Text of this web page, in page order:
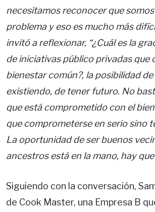
necesitamos reconocer que
problema y eso es mucho más
invitó a reflexionar, “¿Cuál es la
de iniciativas público privadas que
bienestar común?, la posibilidad
existiendo, de tener futuro. No
que está comprometido con el
que comprometerse en serio sino
La oportunidad de ser buenos
ancestros está en la mano, hay
Siguiendo con la conversación,
de Cook Master, una Empresa B